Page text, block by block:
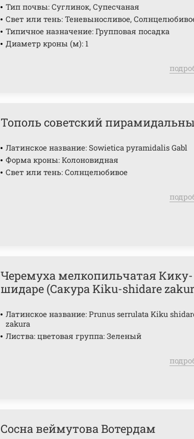
Тип почвы: Суглинок, Супесчаная
Свет или тень: Теневыносливое,
Типичное назначение: Групповая посадка
Диаметр кроны (м): 1
Тополь советский
Латинское название: Sowietica pyramidalis Gabl
Форма кроны: Колоновидная
Свет или тень: Солнцелюбивое
Черемуха мелкопильчатая Кику-
шидаре (Сакура Kiku-shidare
Латинское название: Prunus serrulata Kiku
zakura
Листва: цветовая группа: Зеленый
Сосна веймутова Вотердам